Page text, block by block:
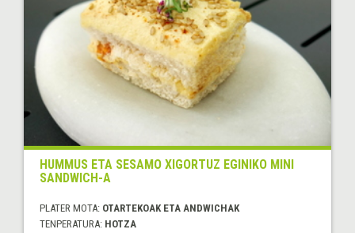
HUMMUS ETA SESAMO XIGORTUZ EGINIKO MINI
SANDWICH-A
PLATER MOTA: OTARTEKOAK ETA ANDWICHAK
TENPERATURA: HOTZA